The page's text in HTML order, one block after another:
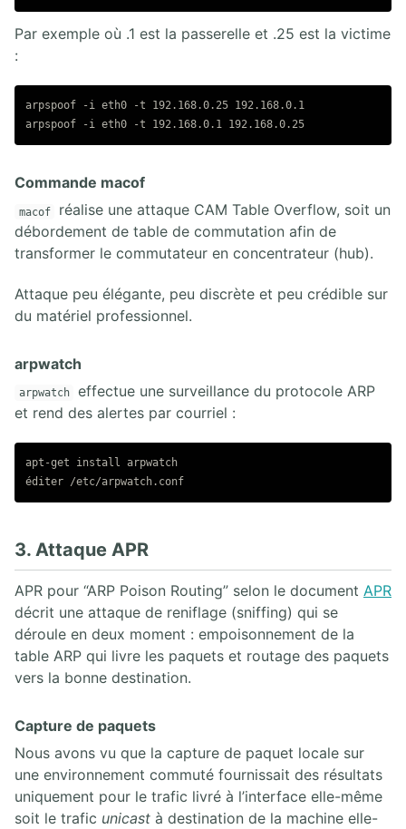
Par exemple où .1 est la passerelle et .25 est la victime
:
arpspoof -i eth0 -t 192.168.0.25 192.168.0.1
Commande macof
macof
réalise une attaque CAM Table Overflow, soit un
débordement de table de commutation afin de
transformer le commutateur en concentrateur (hub).
Attaque peu élégante, peu discrète et peu crédible sur
du matériel professionnel.
arpwatch
arpwatch
effectue une surveillance du protocole ARP
et rend des alertes par courriel :
apt-get install arpwatch
3. Attaque APR
APR pour “ARP Poison Routing” selon le document APR
décrit une attaque de reniflage (sniffing) qui se
déroule en deux moment : empoisonnement de la
table ARP qui livre les paquets et routage des paquets
vers la bonne destination.
Capture de paquets
Nous avons vu que la capture de paquet locale sur
une environnement commuté fournissait des résultats
uniquement pour le trafic livré à l’interface elle-même
soit le trafic unicast à destination de la machine elle-